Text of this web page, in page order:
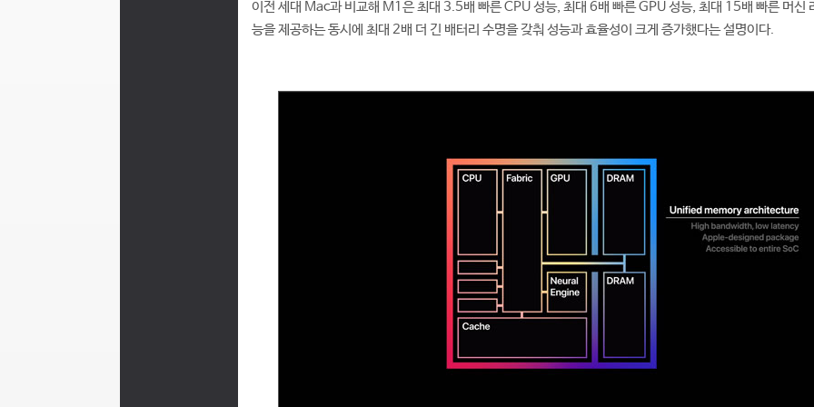
이전 세대 Mac과 비교해 M1은 최대 3.5배 빠른 CPU 성능, 최대 6배 빠른 GPU 성능, 최대 15배 빠른 머신
능을 제공하는 동시에 최대 2배 더 긴 배터리 수명을 갖춰 성능과 효율성이 크게 증가했다는 설명이다.